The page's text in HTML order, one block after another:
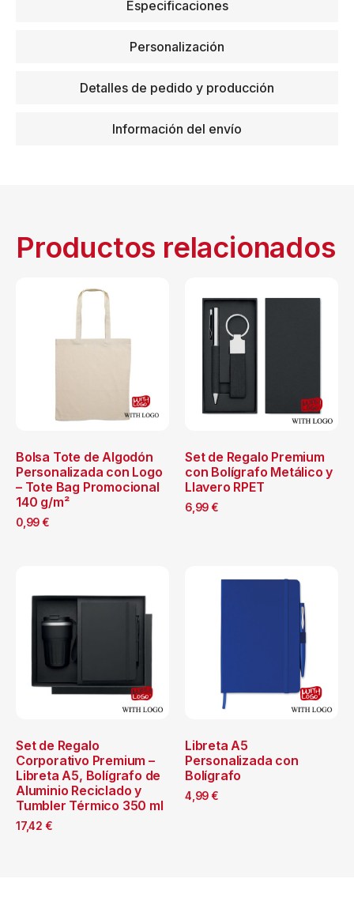
Especificaciones
Personalización
Detalles de pedido y producción
Información del envío
Productos relacionados
Bolsa Tote de Algodón
Personalizada con Logo
– Tote Bag Promocional
140 g/m²
0,99 €
Set de Regalo Premium
con Bolígrafo Metálico y
Llavero RPET
6,99 €
Set de Regalo
Corporativo Premium –
Libreta A5, Bolígrafo de
Aluminio Reciclado y
Tumbler Térmico 350 ml
17,42 €
Libreta A5
Personalizada con
Bolígrafo
4,99 €